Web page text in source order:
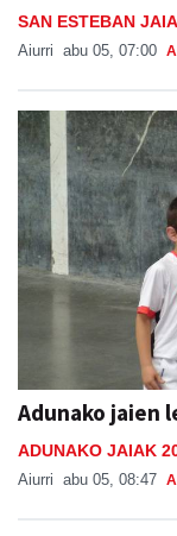
SAN ESTEBAN
Aiurri abu 05, 07:00
Adunako jaien
ADUNAKO JAIAK
Aiurri abu 05, 08:47